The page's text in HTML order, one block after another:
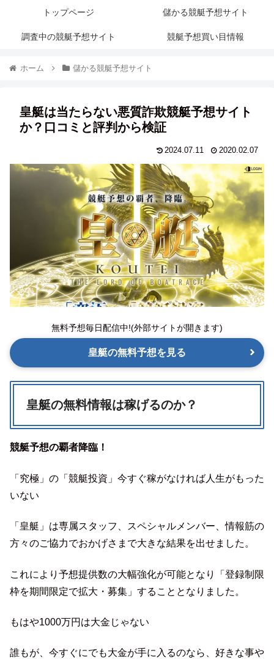
トップページ 儲かる競艇予想サイト
調査中の競艇予想サイト 競艇予想買い目情報
ホーム 儲かる競艇予想サイト
皇艇は当たらない悪質詐欺競艇予想サイト
か？口コミと評判から検証
2024.07.11 2020.02.07
無料予想毎日配信中!(外部サイトが開きます)
皇艇の無料予想を見る
皇艇の無料情報は稼げるのか？
競艇予想の覇者降臨！
「究極」の「競艇投資」今すぐ稼がなければ人生がもった
いない
「皇艇」は専属スタッフ、スペシャルメンバー、情報筋の
方々のご協力でおかげさまで大きな結果を出せました。
これにより予想提供数の大幅強化が可能となり「登録制限
枠を期間限定で拡大・募集」することとなりました。
もはや1000万円は大金じゃない
誰もが、今すぐにでも大金が手に入るのなら、好きな事や